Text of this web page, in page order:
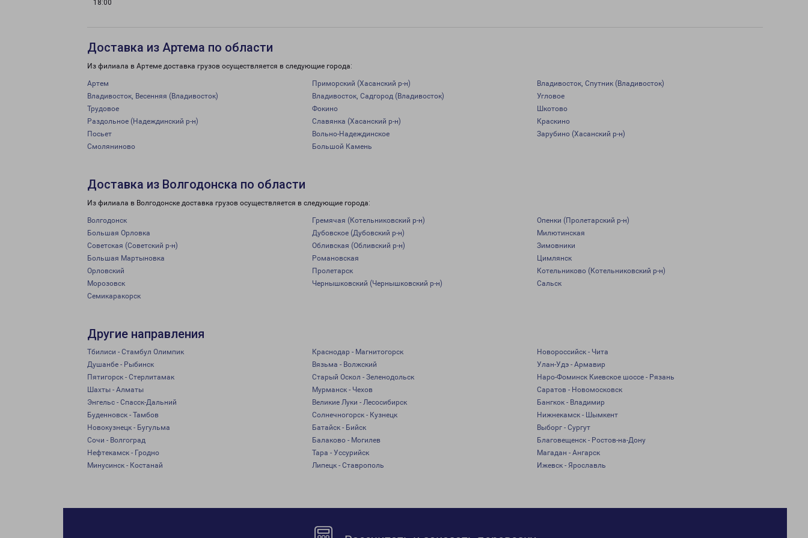
18:00
Доставка из Артема по области
Из филиала в Артеме доставка грузов осуществляется в следующие города:
Артем Приморский (Хасанский р-н)
Владивосток, Спутник (Владивосток)
Владивосток, Весенняя (Владивосток)
Владивосток, Садгород (Владивосток)
Угловое
Трудовое
Фокино
Шкотово
Раздольное (Надеждинский р-н)
Славянка (Хасанский р-н)
Краскино
Посьет
Вольно-Надеждинское
Зарубино (Хасанский р-н)
Смоляниново
Большой Камень
Доставка из Волгодонска по области
Из филиала в Волгодонске доставка грузов осуществляется в следующие города:
Волгодонск Гремячая (Котельниковский р-н)
Опенки (Пролетарский р-н)
Большая Орловка
Дубовское (Дубовский р-н)
Милютинская
Советская (Советский р-н)
Обливская (Обливский р-н)
Зимовники
Большая Мартыновка
Романовская
Цимлянск
Орловский
Пролетарск
Котельниково (Котельниковский р-н)
Морозовск
Чернышковский (Чернышковский р-н)
Сальск
Семикаракорск
Другие направления
Тбилиси - Стамбул Олимпик Краснодар - Магнитогорск
Новороссийск - Чита
Душанбе - Рыбинск
Вязьма - Волжский
Улан-Удэ - Армавир
Пятигорск - Стерлитамак
Старый Оскол - Зеленодольск
Наро-Фоминск Киевское шоссе - Рязань
Шахты - Алматы
Мурманск - Чехов
Саратов - Новомосковск
Энгельс - Спасск-Дальний
Великие Луки - Лесосибирск
Бангкок - Владимир
Буденновск - Тамбов
Солнечногорск - Кузнецк
Нижнекамск - Шымкент
Новокузнецк - Бугульма
Батайск - Бийск
Выборг - Сургут
Сочи - Волгоград
Балаково - Могилев
Благовещенск - Ростов-на-Дону
Нефтекамск - Гродно
Тара - Уссурийск
Магадан - Ангарск
Минусинск - Костанай
Липецк - Ставрополь Ижевск - Ярославль